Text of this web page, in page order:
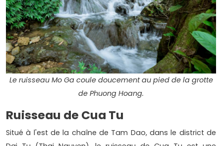
Le ruisseau Mo Ga coule doucement au pied de la grotte
de Phuong Hoang.
Ruisseau de Cua Tu
Situé à l'est de la chaîne de Tam Dao, dans le district de